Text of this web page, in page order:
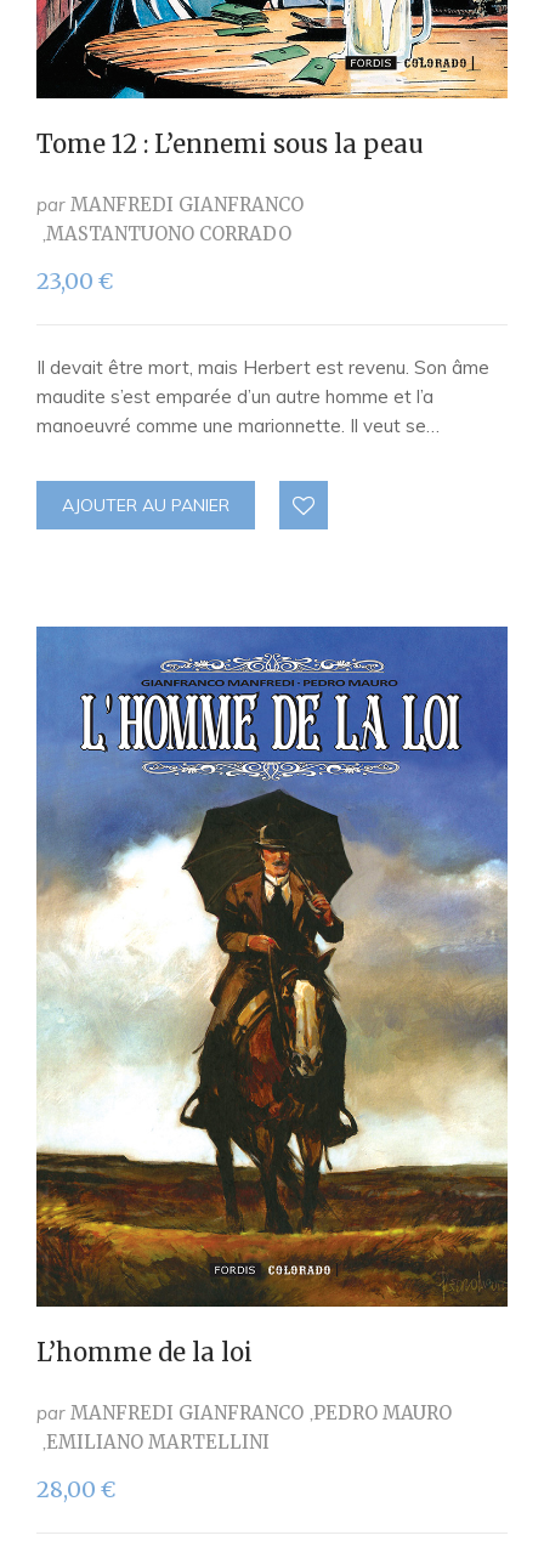
Tome 12 : L’ennemi sous la peau
par MANFREDI GIANFRANCO
MASTANTUONO CORRADO
23,00 €
Il devait être mort, mais Herbert est revenu. Son âme
maudite s’est emparée d’un autre homme et l’a
manoeuvré comme une marionnette. Il veut se…
AJOUTER AU PANIER
L’homme de la loi
par MANFREDI GIANFRANCO PEDRO MAURO
EMILIANO MARTELLINI
28,00 €